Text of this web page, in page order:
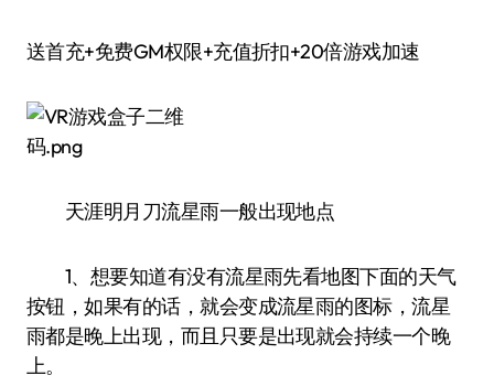
送首充+免费GM权限+充值折扣+20倍游戏加速
天涯明月刀流星雨一般出现地点
1、想要知道有没有流星雨先看地图下面的天气
按钮，如果有的话，就会变成流星雨的图标，流星
雨都是晚上出现，而且只要是出现就会持续一个晚
上。